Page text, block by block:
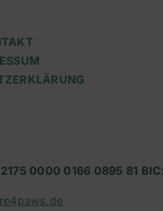
0000 0166 0895 81 BIC: